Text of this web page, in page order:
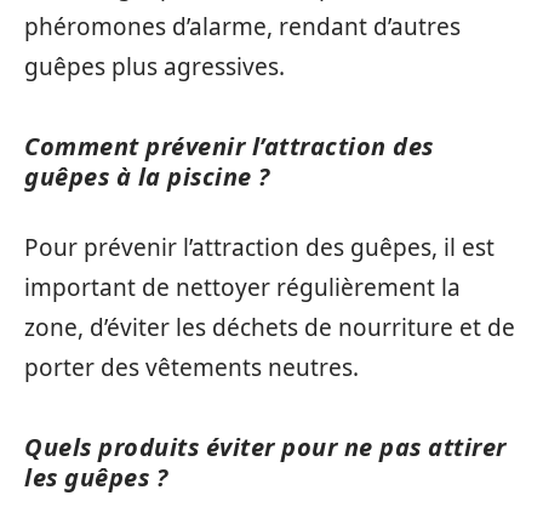
phéromones d’alarme, rendant d’autres
guêpes plus agressives.
Comment prévenir l’attraction des
guêpes à la piscine ?
Pour prévenir l’attraction des guêpes, il est
important de nettoyer régulièrement la
zone, d’éviter les déchets de nourriture et de
porter des vêtements neutres.
Quels produits éviter pour ne pas attirer
les guêpes ?